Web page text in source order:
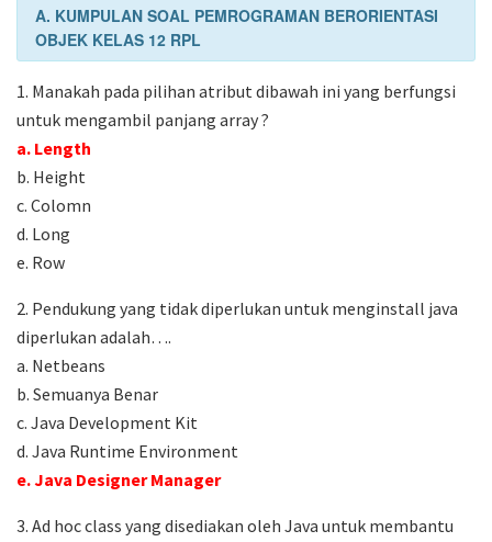
A. KUMPULAN SOAL PEMROGRAMAN BERORIENTASI
OBJEK KELAS 12 RPL
1. Manakah pada pilihan atribut dibawah ini yang berfungsi
untuk mengambil panjang array ?
a. Length
b. Height
c. Colomn
d. Long
e. Row
2. Pendukung yang tidak diperlukan untuk menginstall java
diperlukan adalah….
a. Netbeans
b. Semuanya Benar
c. Java Development Kit
d. Java Runtime Environment
e. Java Designer Manager
3. Ad hoc class yang disediakan oleh Java untuk membantu